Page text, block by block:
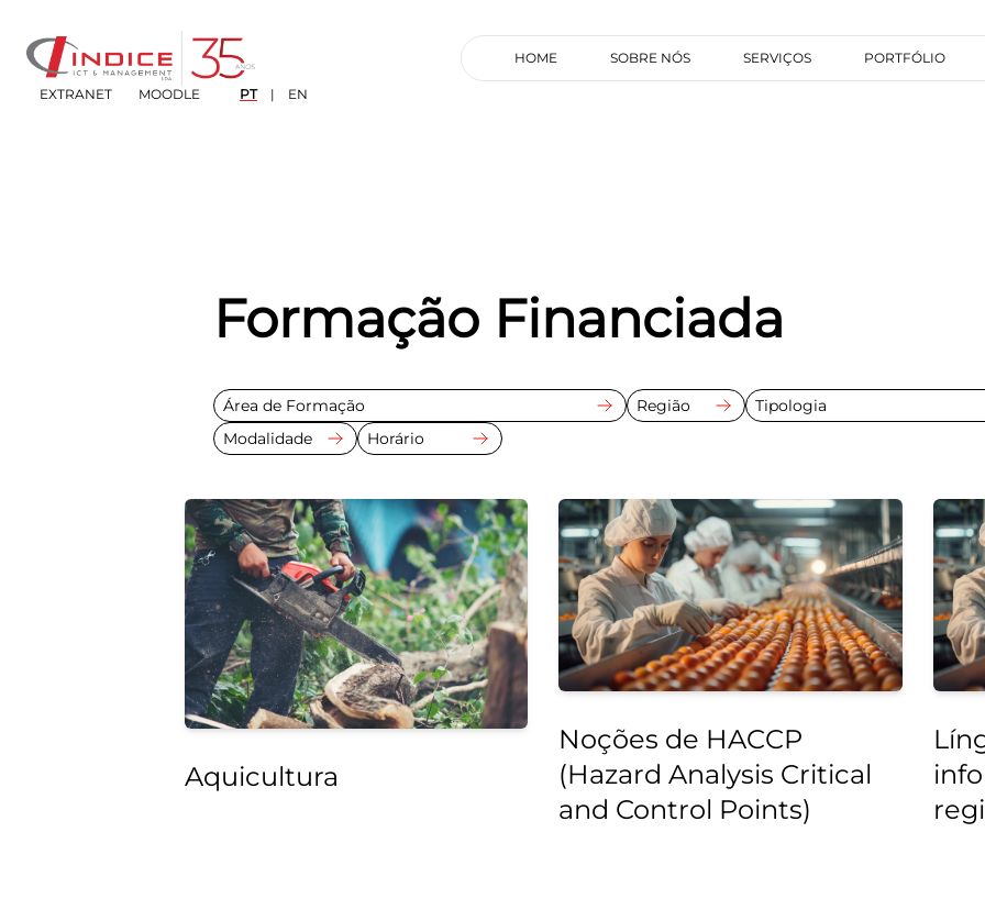
HOME SOBRE NÓS SERVIÇOS PORTFÓLIO
EXTRANET MOODLE PT | EN
Formação Financiada
Aquicultura
Noções de HACCP
(Hazard Analysis Critical
and Control Points)